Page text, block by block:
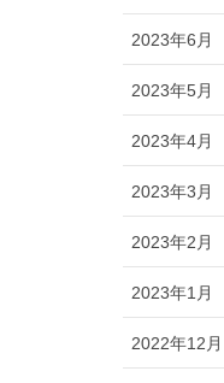
2023年6月
2023年5月
2023年4月
2023年3月
2023年2月
2023年1月
2022年12月